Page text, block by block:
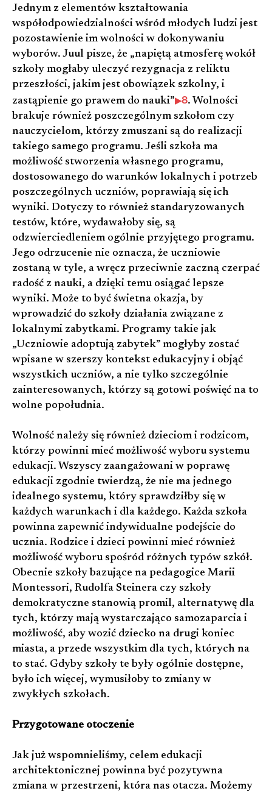
Jednym z elementów kształtowania
współodpowiedzialności wśród młodych ludzi jest
pozostawienie im wolności w dokonywaniu
wyborów. Juul pisze, że „napiętą atmosferę wokół
szkoły mogłaby uleczyć rezygnacja z reliktu
przeszłości, jakim jest obowiązek szkolny, i
zastąpienie go prawem do nauki”
8. Wolności
brakuje również poszczególnym szkołom czy
nauczycielom, którzy zmuszani są do realizacji
takiego samego programu. Jeśli szkoła ma
możliwość stworzenia własnego programu,
dostosowanego do warunków lokalnych i potrzeb
poszczególnych uczniów, poprawiają się ich
wyniki. Dotyczy to również standaryzowanych
testów, które, wydawałoby się, są
odzwierciedleniem ogólnie przyjętego programu.
Jego odrzucenie nie oznacza, że uczniowie
zostaną w tyle, a wręcz przeciwnie zaczną czerpać
radość z nauki, a dzięki temu osiągać lepsze
wyniki. Może to być świetna okazja, by
wprowadzić do szkoły działania związane z
lokalnymi zabytkami. Programy takie jak
„Uczniowie adoptują zabytek” mogłyby zostać
wpisane w szerszy kontekst edukacyjny i objąć
wszystkich uczniów, a nie tylko szczególnie
zainteresowanych, którzy są gotowi poświęć na to
wolne popołudnia.
Wolność należy się również dzieciom i rodzicom,
którzy powinni mieć możliwość wyboru systemu
edukacji. Wszyscy zaangażowani w poprawę
edukacji zgodnie twierdzą, że nie ma jednego
idealnego systemu, który sprawdziłby się w
każdych warunkach i dla każdego. Każda szkoła
powinna zapewnić indywidualne podejście do
ucznia. Rodzice i dzieci powinni mieć również
możliwość wyboru spośród różnych typów szkół.
Obecnie szkoły bazujące na pedagogice Marii
Montessori, Rudolfa Steinera czy szkoły
demokratyczne stanowią promil, alternatywę dla
tych, którzy mają wystarczająco samozaparcia i
możliwość, aby wozić dziecko na drugi koniec
miasta, a przede wszystkim dla tych, których na
to stać. Gdyby szkoły te były ogólnie dostępne,
było ich więcej, wymusiłoby to zmiany w
zwykłych szkołach.
Przygotowane otoczenie
Jak już wspomnieliśmy, celem edukacji
architektonicznej powinna być pozytywna
zmiana w przestrzeni, która nas otacza. Możemy